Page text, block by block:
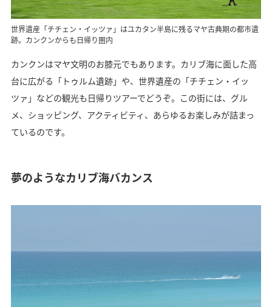
世界遺産「チチェン・イッツァ」はユカタン半島に残るマヤ古典期の都市遺
跡。カンクンからも日帰り圏内
カンクンはマヤ文明のお膝元でもあります。カリブ海に面した高
台に広がる「トゥルム遺跡」や、世界遺産の「チチェン・イッ
ツァ」などの観光も日帰りツアーでどうぞ。この街には、グル
メ、ショッピング、アクティビティ、あらゆるお楽しみが詰まっ
ているのです。
夢のようなカリブ海バカンス